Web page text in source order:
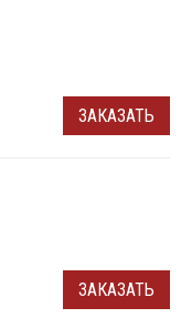
ЗАКАЗАТЬ
ЗАКАЗАТЬ